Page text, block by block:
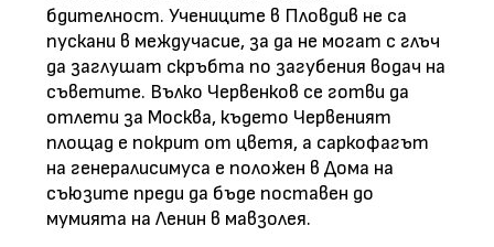
бдителност. Учениците в Пловдив не са
пускани в междучасие, за да не могат с глъч
да заглушат скръбта по загубения водач на
съветите. Вълко Червенков се готви да
отлети за Москва, където Червеният
площад е покрит от цветя, а саркофагът
на генералисимуса е положен в Дома на
съюзите преди да бъде поставен до
мумията на Ленин в мавзолея.